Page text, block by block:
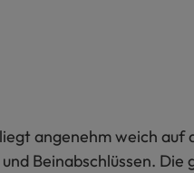
angenehm weich
Beinabschlüssen. Die